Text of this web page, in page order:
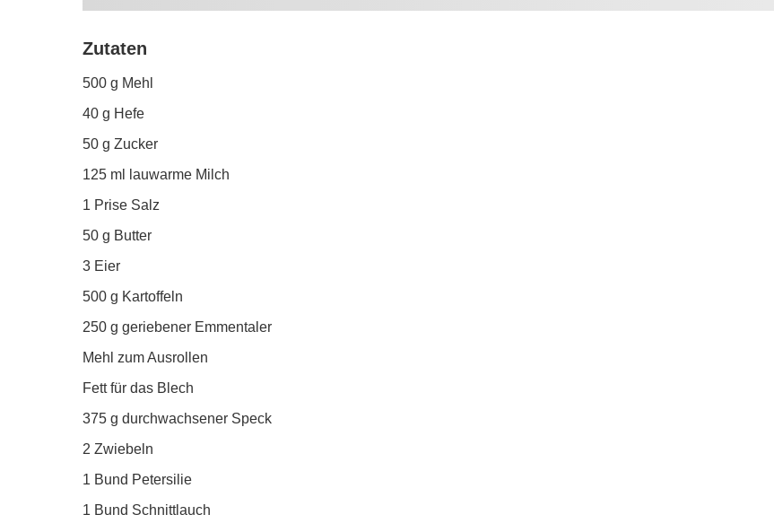
Zutaten
500 g Mehl
40 g Hefe
50 g Zucker
125 ml lauwarme Milch
1 Prise Salz
50 g Butter
3 Eier
500 g Kartoffeln
250 g geriebener Emmentaler
Mehl zum Ausrollen
Fett für das Blech
375 g durchwachsener Speck
2 Zwiebeln
1 Bund Petersilie
1 Bund Schnittlauch